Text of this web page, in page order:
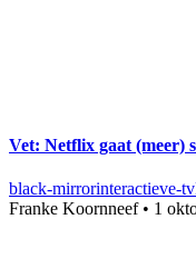
Vet: Netflix gaat (meer)
black-mirrorinteractieve-tv
Franke Koornneef• 1